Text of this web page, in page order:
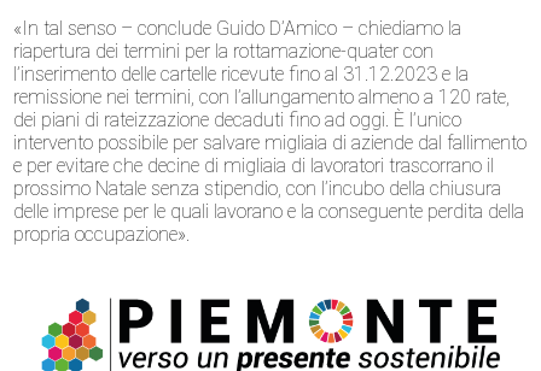
«In tal senso – conclude Guido D’Amico – chiediamo la
riapertura dei termini per la rottamazione-quater con
l’inserimento delle cartelle ricevute fino al 31.12.2023 e la
remissione nei termini, con l’allungamento almeno a 120 rate,
dei piani di rateizzazione decaduti fino ad oggi. È l’unico
intervento possibile per salvare migliaia di aziende dal fallimento
e per evitare che decine di migliaia di lavoratori trascorrano il
prossimo Natale senza stipendio, con l’incubo della chiusura
delle imprese per le quali lavorano e la conseguente perdita della
propria occupazione».